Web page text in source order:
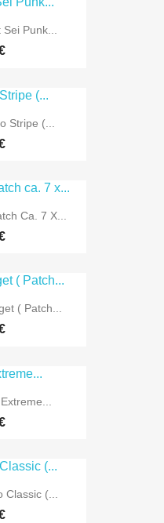
Punk...
Stripe (...
Ca. 7 X...
( Patch...
Classic (...